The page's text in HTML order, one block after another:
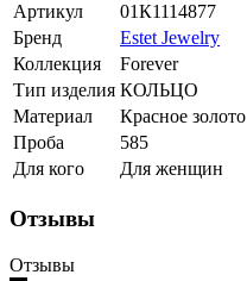
Артикул
01К1114877
Бренд
Estet Jewelry
Коллекция
Forever
Тип изделия КОЛЬЦО
Материал
Красное золото
Проба
585
Для кого
Для женщин
Отзывы
Отзывы